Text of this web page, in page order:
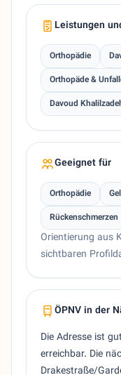
Leistungen
Orthopädie
Orthopäde &
Davoud
Geeignet für
Orthopädie
Rückenschmerzen
Orientierung aus
sichtbaren
ÖPNV in der
Die Adresse ist
erreichbar. Die
Drakestraße/